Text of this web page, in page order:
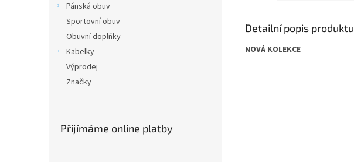
Pánská obuv
Sportovní obuv
Obuvní doplňky
Kabelky
Výprodej
Značky
Přijímáme online platby
Detailní popis produktu
NOVÁ KOLEKCE